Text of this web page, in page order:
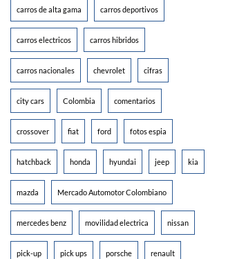
carros de alta gama carros deportivos
carros electricos carros hibridos
carros nacionales chevrolet cifras
city cars Colombia comentarios
crossover fiat ford fotos espia
hatchback honda hyundai jeep kia
mazda Mercado Automotor Colombiano
mercedes benz movilidad electrica nissan
pick-up pick ups porsche renault